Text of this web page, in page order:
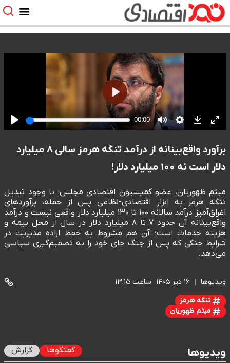
برآورد واقع‌بینانه از درآمد تنگه هرمز سالی ۸ میلیارد
دلار است نه ۱۰۰ میلیارد دلار!
میثم ظهوریان، عضو کمیسیون اقتصادی مجلس: با وجود تبدیل
تنگه هرمز به ابزار اقتصادی-نظامی پس از حمله، برآوردهای
اغراق‌آمیز درآمد سالانه ۱۰۰ تا ۱۳۰ میلیارد دلار واقعی نیست و درآمد
واقع‌بینانه آن حدود ۷ تا ۸ میلیارد دلار در سال از محل بیمه و
هزینه خدمات است؛ آن هم مشروط به حفظ اراده مدیریت در
شرایط جنگی که پس از جنگ جای خود را به تصمیم‌گیری سیاسی
می‌دهد.
ویدیوها ۱۶ تیر ۱۴۰۵ ساعت ۱۳:۱۵
تنگه هرمز
میثم ظهوریان
ویدیوها گفتگوها گزارش